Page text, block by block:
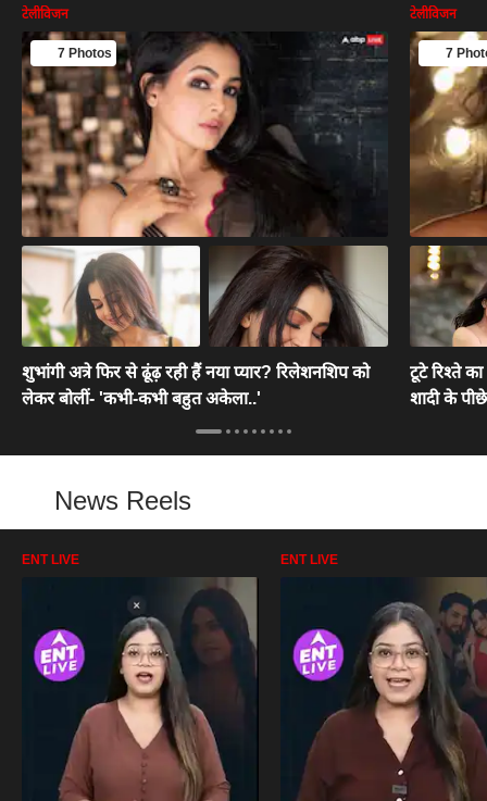
टेलीविजन
7 Photos
शुभांगी अत्रे फिर से ढूंढ़ रही हैं नया प्यार? रिलेशनशिप को
लेकर बोलीं- 'कभी-कभी बहुत अकेला..'
टेलीविजन
7
टूटे रिश्ते
शादी के पीछे
News Reels
ENT LIVE ENT LIVE